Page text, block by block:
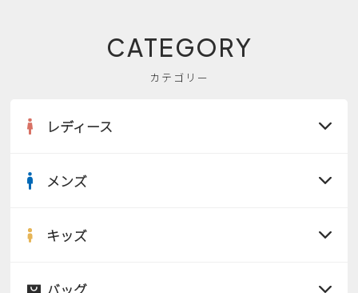
CATEGORY
カテゴリー
レディース
サンダル
メンズ
サンダル
キッズ